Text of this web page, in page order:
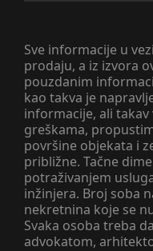
Sve informacije u
prodaju, a iz izvora
pouzdanim
kao takva je
informacije, ali
greškama,
površine objekata i
približne. Tačne
potraživanjem
inžinjera. Broj soba
nekretnina koje se
Svaka osoba treba
advokatom,